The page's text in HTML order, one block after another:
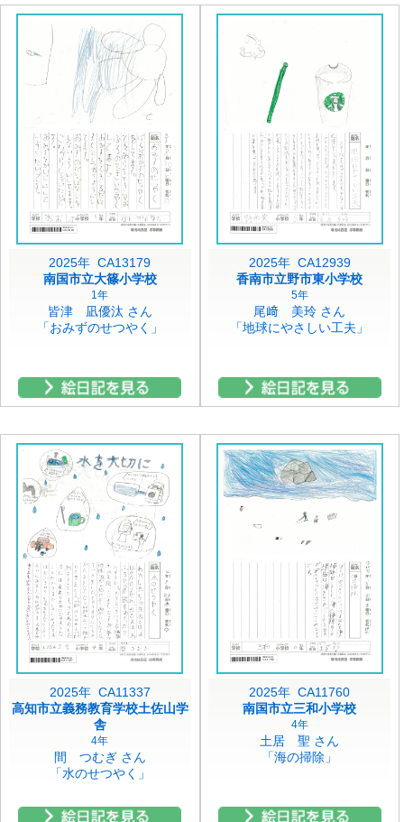
2025年 CA13179
南国市立大篠小学校
1年
皆津 凪優汰 さん
「おみずのせつやく」
2025年 CA12939
香南市立野市東小学校
5年
尾﨑 美玲 さん
「地球にやさしい工夫」
2025年 CA11337
高知市立義務教育学校土佐山学
舎
4年
間 つむぎ さん
「水のせつやく」
2025年 CA11760
南国市立三和小学校
4年
土居 聖 さん
「海の掃除」